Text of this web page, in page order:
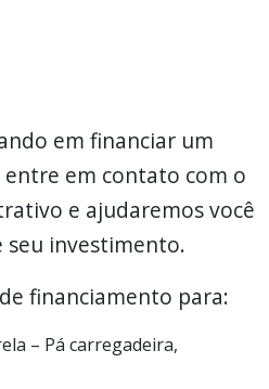
em financiar um
entre em contato com o
e ajudaremos você
investimento.
financiamento para:
– Pá carregadeira,